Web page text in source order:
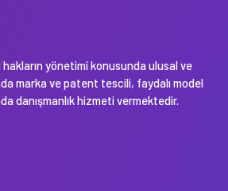
yönetimi konusunda ulusal ve
marka ve patent tescili, faydalı model
danışmanlık hizmeti vermektedir.